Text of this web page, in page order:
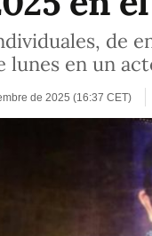
de
lunes en un
de 2025 (16:37 CET)